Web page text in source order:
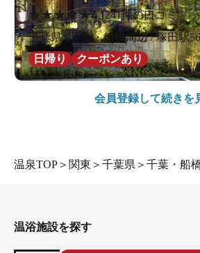
★★★★★4.1241件の口コミ
千葉県 / 千葉・船橋周辺 / 塚田駅
日帰り
クーポンあり
会員登録して続きを
温泉TOP ＞ 関東 ＞ 千葉県 ＞ 千葉・船
温浴施設を探す